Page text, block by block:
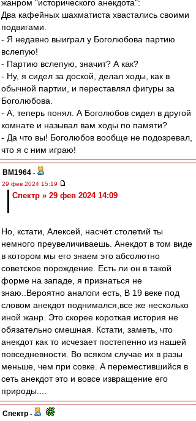
жанром "исторического анекдота":
Два кафейных шахматиста хвастались своими
подвигами.
- Я недавно выиграл у Боголюбова партию
вслепую!
- Партию вслепую, значит? А как?
- Ну, я сидел за доской, делал ходы, как в
обычной партии, и переставлял фигуры за
Боголюбова.
- А, теперь понял. А Боголюбов сидел в другой
комнате и называл вам ходы по памяти?
- Да что вы! Боголюбов вообще не подозревал,
что я с ним играю!
BM1964 -
29 фев 2024 15:19
Спектр » 29 фев 2024 14:09
Но, кстати, Алексей, насчёт столетий ты
немного преувеличиваешь. Анекдот в том виде
в котором мы его знаем это абсолютно
советское порождение. Есть ли он в такой
форме на западе, я признаться не
знаю..Вероятно аналоги есть, В 19 веке под
словом анекдот поднимался,все же несколько
иной жанр. Это скорее короткая история не
обязательно смешная. Кстати, заметь, что
анекдот как то исчезает постепенно из нашей
повседневности. Во всяком случае их в разы
меньше, чем при совке. А переместившийся в
сеть анекдот это и вовсе извращение его
природы....
Спектр -